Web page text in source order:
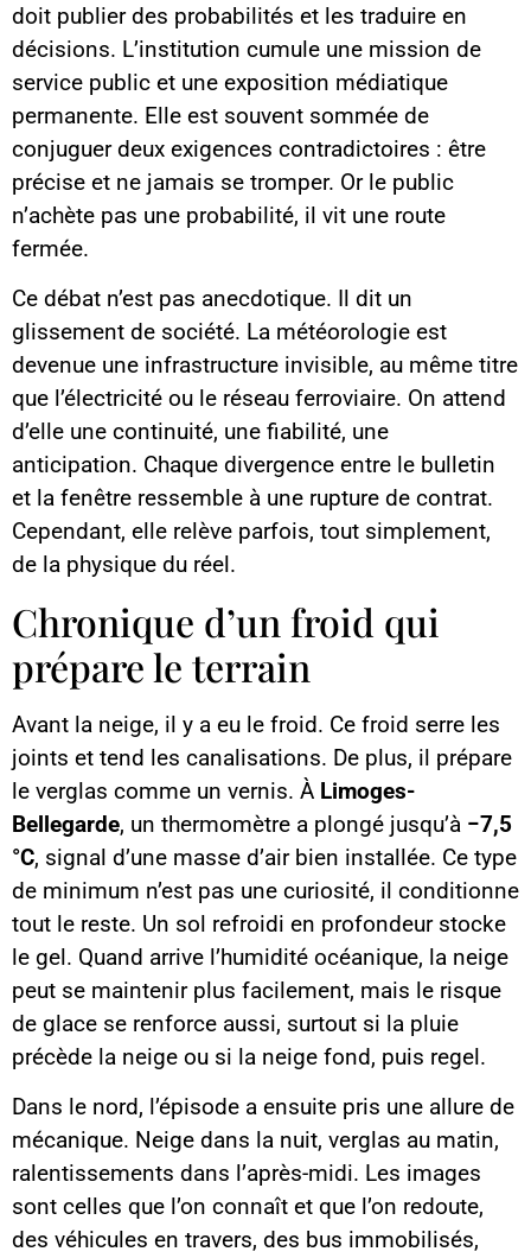
doit publier des probabilités et les traduire en
décisions. L’institution cumule une mission de
service public et une exposition médiatique
permanente. Elle est souvent sommée de
conjuguer deux exigences contradictoires : être
précise et ne jamais se tromper. Or le public
n’achète pas une probabilité, il vit une route
fermée.
Ce débat n’est pas anecdotique. Il dit un
glissement de société. La météorologie est
devenue une infrastructure invisible, au même titre
que l’électricité ou le réseau ferroviaire. On attend
d’elle une continuité, une fiabilité, une
anticipation. Chaque divergence entre le bulletin
et la fenêtre ressemble à une rupture de contrat.
Cependant, elle relève parfois, tout simplement,
de la physique du réel.
Chronique d’un froid qui
prépare le terrain
Avant la neige, il y a eu le froid. Ce froid serre les
joints et tend les canalisations. De plus, il prépare
le verglas comme un vernis. À Limoges-
Bellegarde, un thermomètre a plongé jusqu’à −7,5
°C, signal d’une masse d’air bien installée. Ce type
de minimum n’est pas une curiosité, il conditionne
tout le reste. Un sol refroidi en profondeur stocke
le gel. Quand arrive l’humidité océanique, la neige
peut se maintenir plus facilement, mais le risque
de glace se renforce aussi, surtout si la pluie
précède la neige ou si la neige fond, puis regel.
Dans le nord, l’épisode a ensuite pris une allure de
mécanique. Neige dans la nuit, verglas au matin,
ralentissements dans l’après-midi. Les images
sont celles que l’on connaît et que l’on redoute,
des véhicules en travers, des bus immobilisés,